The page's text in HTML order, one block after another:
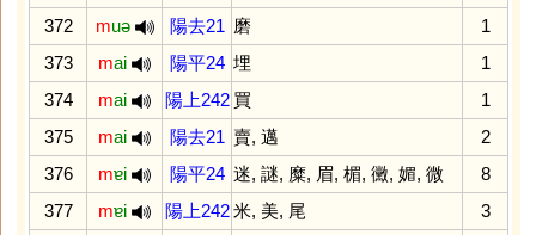
372
muə 陽去21 磨
1
373
mai 陽平24 埋
1
374
mai 陽上242 買
1
375
mai 陽去21 賣, 邁
2
376
mɐi 陽平24 迷, 謎, 糜, 眉, 楣, 黴, 媚, 微
8
377
mɐi 陽上242 米, 美, 尾
3